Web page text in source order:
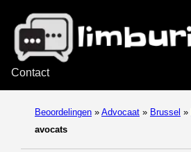
Contact
Beoordelingen » Advocaat » Brussel »
avocats